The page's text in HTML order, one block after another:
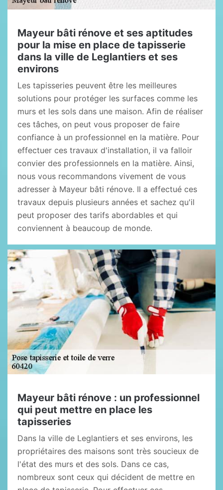
Mayeur bâti rénove et ses aptitudes
pour la mise en place de tapisserie
dans la ville de Leglantiers et ses
environs
Les tapisseries peuvent être les meilleures
solutions pour protéger les surfaces comme les
murs et les sols dans une maison. Afin de réaliser
ces tâches, on peut vous proposer de faire
confiance à un professionnel en la matière. Pour
effectuer ces travaux d'installation, il va falloir
convier des professionnels en la matière. Ainsi,
nous vous recommandons vivement de vous
adresser à Mayeur bâti rénove. Il a effectué ces
travaux depuis plusieurs années et sachez qu'il
peut proposer des tarifs abordables et qui
conviennent à beaucoup de monde.
Mayeur bâti rénove : un professionnel
qui peut mettre en place les
tapisseries
Dans la ville de Leglantiers et ses environs, les
propriétaires des maisons sont très soucieux de
l'état des murs et des sols. Dans ce cas,
nombreux sont ceux qui décident de mettre en